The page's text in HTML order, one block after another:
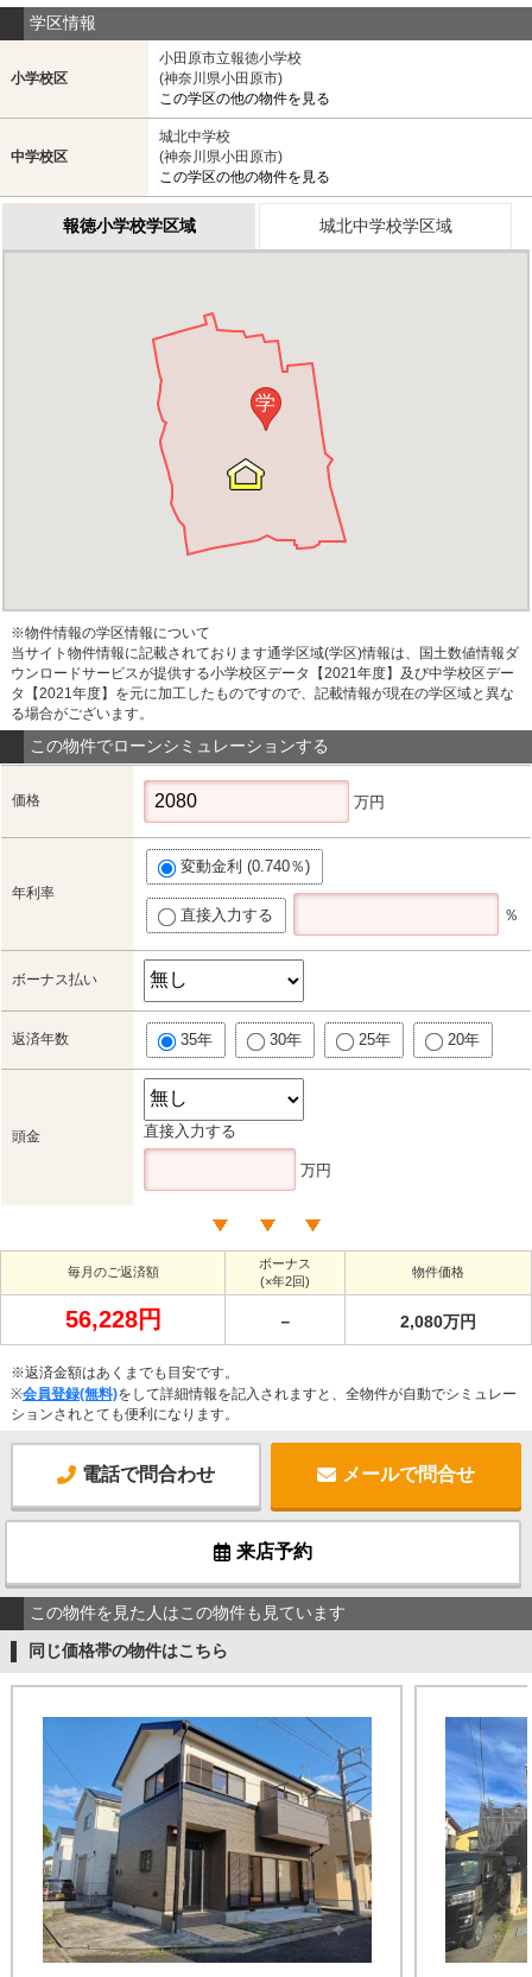
学区情報
小学校区
小田原市立報徳小学校
(神奈川県小田原市)
この学区の他の物件を見る
中学校区
城北中学校
(神奈川県小田原市)
この学区の他の物件を見る
報徳小学校学区域 城北中学校学区域
学
※物件情報の学区情報について
当サイト物件情報に記載されております通学区域(学区)情報は、国土数値情報ダ
ウンロードサービスが提供する小学校区データ【2021年度】及び中学校区デー
タ【2021年度】を元に加工したものですので、記載情報が現在の学区域と異な
る場合がございます。
この物件でローンシミュレーションする
価格 万円
年利率
変動金利 (0.740％)
直接入力する ％
ボーナス払い
返済年数 35年 30年 25年 20年
頭金 直接入力する
万円
毎月のご返済額
ボーナス
(×年2回)
物件価格
56,228円 － 2,080万円
※返済金額はあくまでも目安です。
※会員登録(無料)をして詳細情報を記入されますと、全物件が自動でシミュレー
ションされとても便利になります。
電話で問合わせ メールで問合せ
来店予約
この物件を見た人はこの物件も見ています
同じ価格帯の物件はこちら